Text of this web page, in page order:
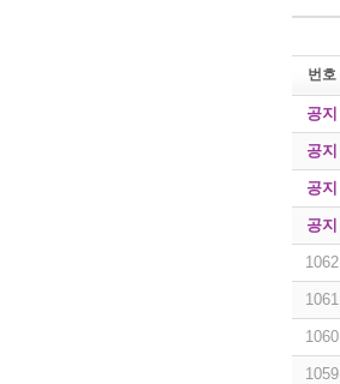
번호
공지
공지
공지
공지
1062
1061
1060
1059